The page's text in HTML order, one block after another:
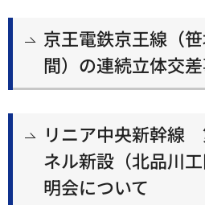
京王電鉄京王線（
間）の連続立体交
リニア中央新幹線
ネル新設（北品川
明会について